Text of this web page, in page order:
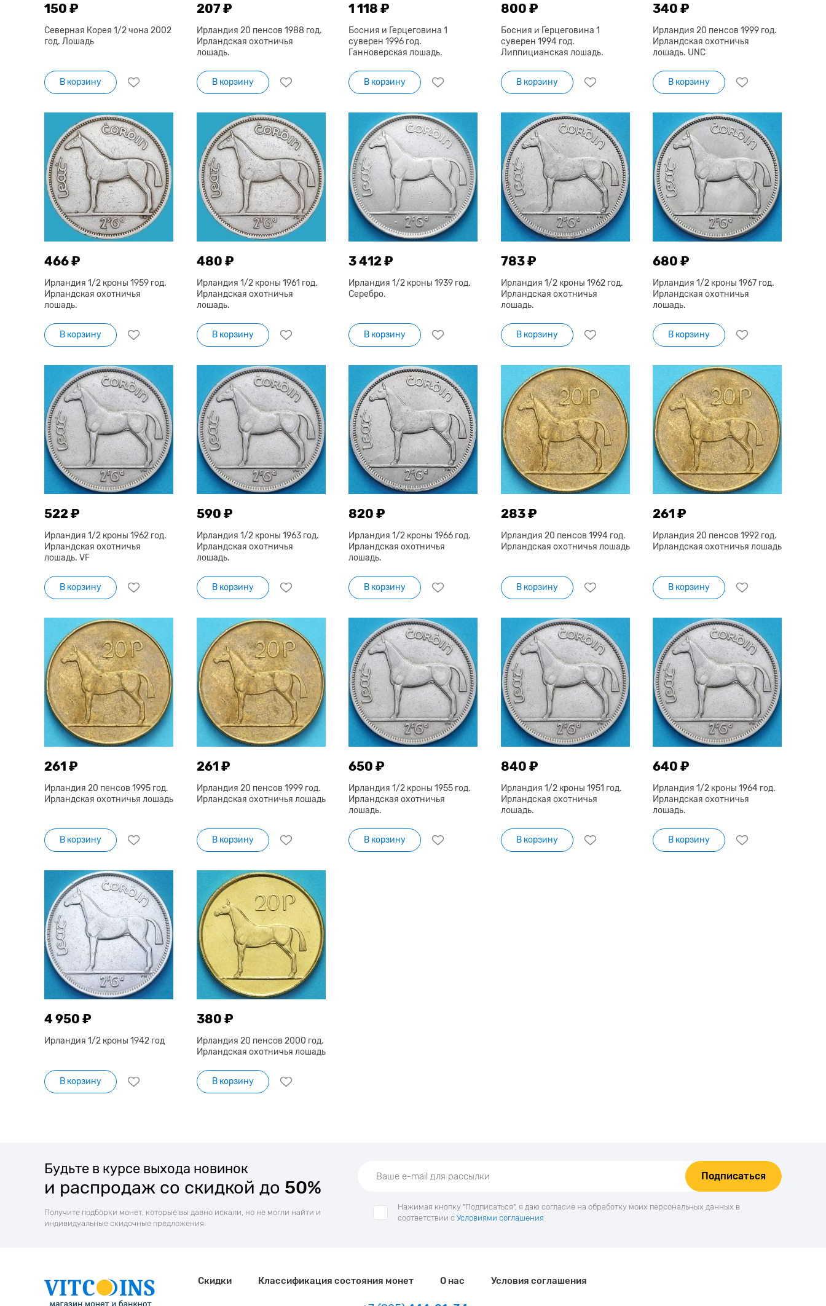
150 ₽
Северная Корея 1/2 чона 2002
год. Лошадь
В корзину
207 ₽
Ирландия 20 пенсов 1988 год.
Ирландская охотничья
лошадь.
В корзину
1 118 ₽
Босния и Герцеговина 1
суверен 1996 год.
Ганноверская лошадь.
В корзину
800 ₽
Босния и Герцеговина 1
суверен 1994 год.
Липпицианская лошадь.
В корзину
340 ₽
Ирландия 20 пенсов 1999 год.
Ирландская охотничья
лошадь. UNC
В корзину
466 ₽
Ирландия 1/2 кроны 1959 год.
Ирландская охотничья
лошадь.
В корзину
480 ₽
Ирландия 1/2 кроны 1961 год.
Ирландская охотничья
лошадь.
В корзину
3 412 ₽
Ирландия 1/2 кроны 1939 год.
Серебро.
В корзину
783 ₽
Ирландия 1/2 кроны 1962 год.
Ирландская охотничья
лошадь.
В корзину
680 ₽
Ирландия 1/2 кроны 1967 год.
Ирландская охотничья
лошадь.
В корзину
522 ₽
Ирландия 1/2 кроны 1962 год.
Ирландская охотничья
лошадь. VF
В корзину
590 ₽
Ирландия 1/2 кроны 1963 год.
Ирландская охотничья
лошадь.
В корзину
820 ₽
Ирландия 1/2 кроны 1966 год.
Ирландская охотничья
лошадь.
В корзину
283 ₽
Ирландия 20 пенсов 1994 год.
Ирландская охотничья лошадь
В корзину
261 ₽
Ирландия 20 пенсов 1992 год.
Ирландская охотничья лошадь
В корзину
261 ₽
Ирландия 20 пенсов 1995 год.
Ирландская охотничья лошадь
В корзину
261 ₽
Ирландия 20 пенсов 1999 год.
Ирландская охотничья лошадь
В корзину
650 ₽
Ирландия 1/2 кроны 1955 год.
Ирландская охотничья
лошадь.
В корзину
840 ₽
Ирландия 1/2 кроны 1951 год.
Ирландская охотничья
лошадь.
В корзину
640 ₽
Ирландия 1/2 кроны 1964 год.
Ирландская охотничья
лошадь.
В корзину
4 950 ₽
Ирландия 1/2 кроны 1942 год
В корзину
380 ₽
Ирландия 20 пенсов 2000 год.
Ирландская охотничья лошадь
В корзину
Будьте в курсе выхода новинок
и распродаж со скидкой до 50%
Получите подборки монет, которые вы давно искали, но не могли найти и
индивидуальные скидочные предложения.
Подписаться
Нажимая кнопку "Подписаться", я даю согласие на обработку моих персональных данных в
соответствии с Условиями соглашения
Скидки Классификация состояния монет О нас Условия соглашения